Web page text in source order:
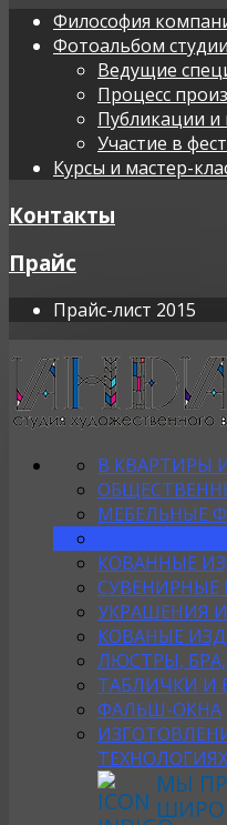
Философия
Фотоальбом студии
Ведущие
Процесс
Публикации и
Участие в
Курсы и мастер-
Контакты
Прайс
Прайс-лист 2015
В КВАРТИРЫ
МЕБЕЛЬНЫЕ
КОВАННЫЕ
СУВЕНИРНЫЕ
УКРАШЕНИЯ
КОВАНЫЕ
ЛЮСТРЫ,
ТАБЛИЧКИ И
ФАЛЬШ-ОКНА
ТЕХНОЛОГИЯХ
МЫ